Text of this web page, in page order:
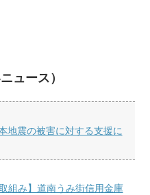
ュース）
地震の被害に対する支援に
組み】道南うみ街信用金庫